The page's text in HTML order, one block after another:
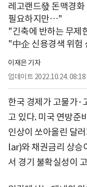
레고랜드發 돈맥경
필요하지만…"
"긴축에 반하는 무제
"中企 신용경색 위
이재은 기자
업데이트 2022.10.24. 08:18
한국 경제가 고물가·
고 있다. 미국 연방준
인상이 쏘아올린 달
lar)와 채권금리 상승
서 경기 불확실성이